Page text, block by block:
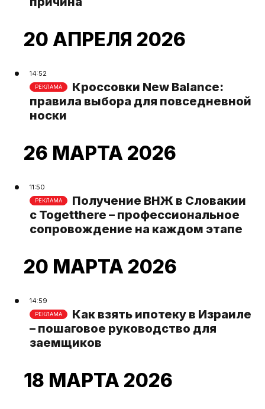
20 АПРЕЛЯ 2026
14:52
РЕКЛАМА
Кроссовки New Balance:
правила выбора для повседневной
носки
26 МАРТА 2026
11:50
РЕКЛАМА
Получение ВНЖ в Словакии
с Togetthere – профессиональное
сопровождение на каждом этапе
20 МАРТА 2026
14:59
РЕКЛАМА
Как взять ипотеку в Израиле
– пошаговое руководство для
заемщиков
18 МАРТА 2026